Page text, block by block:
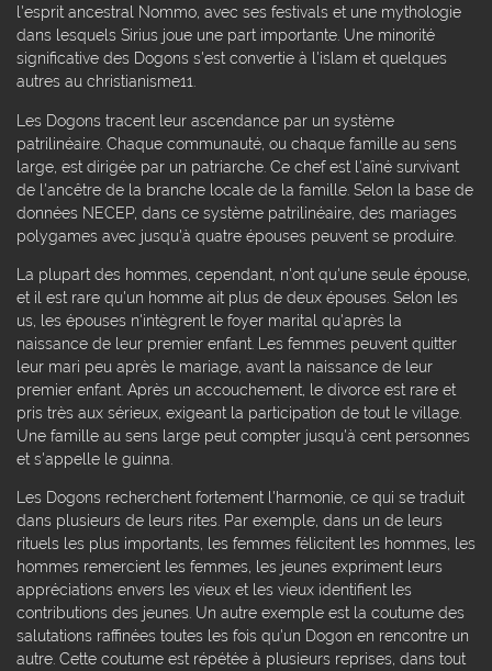
l'esprit ancestral Nommo, avec ses festivals et une mythologie
dans lesquels Sirius joue une part importante. Une minorité
significative des Dogons s'est convertie à l'islam et quelques
autres au christianisme11.
Les Dogons tracent leur ascendance par un système
patrilinéaire. Chaque communauté, ou chaque famille au sens
large, est dirigée par un patriarche. Ce chef est l'aîné survivant
de l'ancêtre de la branche locale de la famille. Selon la base de
données NECEP, dans ce système patrilinéaire, des mariages
polygames avec jusqu'à quatre épouses peuvent se produire.
La plupart des hommes, cependant, n'ont qu'une seule épouse,
et il est rare qu'un homme ait plus de deux épouses. Selon les
us, les épouses n'intègrent le foyer marital qu'après la
naissance de leur premier enfant. Les femmes peuvent quitter
leur mari peu après le mariage, avant la naissance de leur
premier enfant. Après un accouchement, le divorce est rare et
pris très aux sérieux, exigeant la participation de tout le village.
Une famille au sens large peut compter jusqu'à cent personnes
et s'appelle le guinna.
Les Dogons recherchent fortement l'harmonie, ce qui se traduit
dans plusieurs de leurs rites. Par exemple, dans un de leurs
rituels les plus importants, les femmes félicitent les hommes, les
hommes remercient les femmes, les jeunes expriment leurs
appréciations envers les vieux et les vieux identifient les
contributions des jeunes. Un autre exemple est la coutume des
salutations raffinées toutes les fois qu'un Dogon en rencontre un
autre. Cette coutume est répétée à plusieurs reprises, dans tout